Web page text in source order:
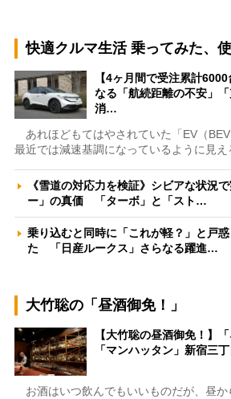
快適クルマ生活 乗ってみた、
【4ヶ月間で受注累計
なる「航続距離の不安」
消…
あれほどもてはやされていた「EV（BEV
最近では減速基調になっているように見
《雪道の対応力を検証》シビアな状況
ー」の真価 「ターボ」と「スト…
乗り込むと同時に「これが軽？」と戸
た 「日産ルークス」さらなる躍進…
大竹聡の「昼酒御免！」
【大竹聡の昼酒御免！】
「マンハッタン」新宿三
お酒はいつ飲んでもいいものだが、昼か